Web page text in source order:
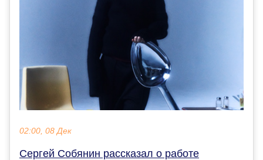
02:00, 08 Дек
Сергей Собянин рассказал о работе